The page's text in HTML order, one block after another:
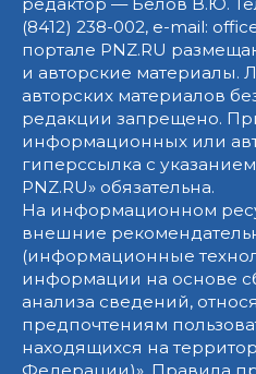
(8412) 238-002, e-mail:
портале PNZ.RU
и авторские материалы.
авторских материалов
редакции запрещено.
информационных или
гиперссылка с
PNZ.RU» обязательна.
На информационном
внешние
(информационные
информации на основе
анализа сведений,
предпочтениям
находящихся на
Федерации)». Правила